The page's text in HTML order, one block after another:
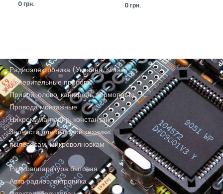
0грн. 0грн.
Радиоэлектроника (Украина, Китай)
Измерительные приборы
Припой, олово, канифоль, термопаста
Провода монтажные
Нихром, манганин, константан
Запчасти для бытовой техники:
пылесосам, микроволновкам
Радиоаппаратура бытовая
Авто радиоэлектроника